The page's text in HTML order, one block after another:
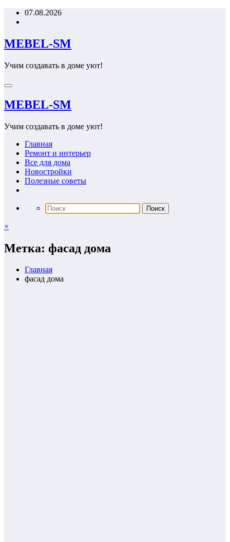
Перейти07.08.2026
MEBEL-SM
Учим создавать в доме уют!
MEBEL-SM
Учим создавать в доме уют!
Главная
Ремонт и интерьер
Все для дома
Новостройки
Полезные советы
×
Метка: фасад дома
Главная
фасад дома